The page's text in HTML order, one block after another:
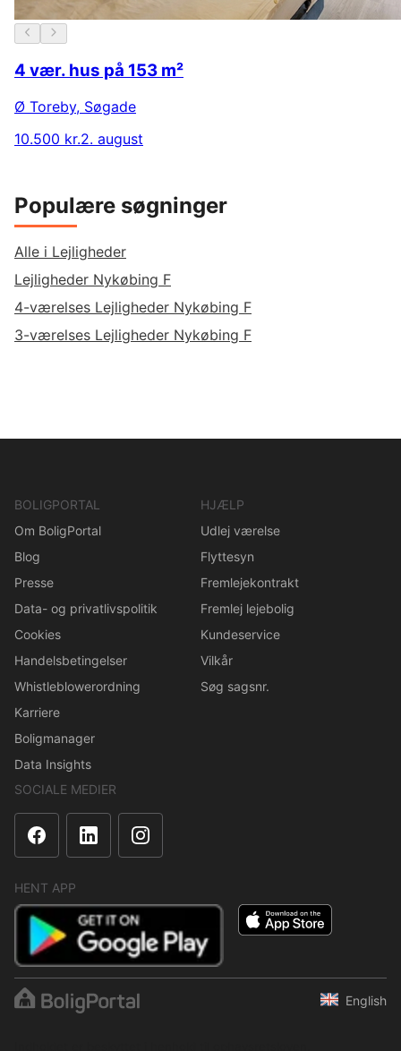
4 vær. hus på 153 m²
Ø Toreby, Søgade
10.500 kr.2. august
Populære søgninger
Alle i Lejligheder
Lejligheder Nykøbing F
4-værelses Lejligheder Nykøbing F
3-værelses Lejligheder Nykøbing F
BOLIGPORTAL
Om BoligPortal
Blog
Presse
Data- og privatlivspolitik
Cookies
Handelsbetingelser
Whistleblowerordning
Karriere
Boligmanager
Data Insights
HJÆLP
Udlej værelse
Flyttesyn
Fremlejekontrakt
Fremlej lejebolig
Kundeservice
Vilkår
Søg sagsnr.
SOCIALE MEDIER
HENT APP
English